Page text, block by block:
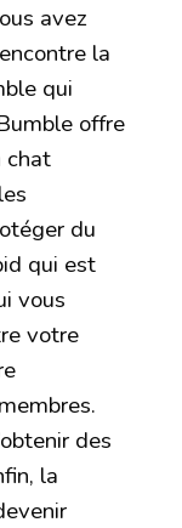
avez
la
qui
offre
chat
du
qui est
vous
votre
des
la